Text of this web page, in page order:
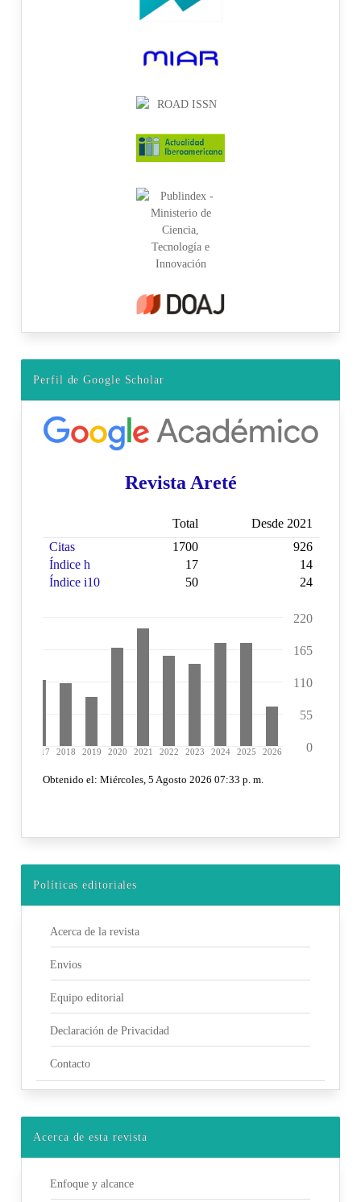
Perfil de Google Scholar
Políticas editoriales
Acerca de la revista
Envios
Equipo editorial
Declaración de Privacidad
Contacto
Acerca de esta revista
Enfoque y alcance